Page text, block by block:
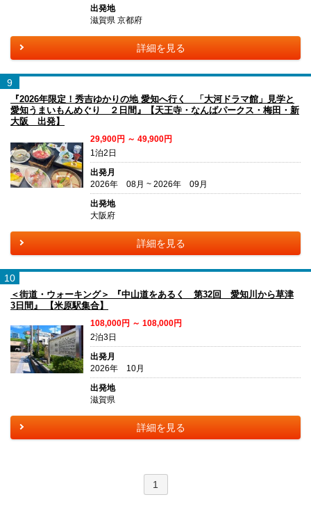
出発地
滋賀県 京都府
詳細を見る
9
『2026年限定！秀吉ゆかりの地 愛知へ行く 「大河ドラマ館」見学と
愛知うまいもんめぐり ２日間』【天王寺・なんばパークス・梅田・新
大阪 出発】
29,900円 ～ 49,900円
1泊2日
出発月
2026年 08月 ~ 2026年 09月
出発地
大阪府
詳細を見る
10
＜街道・ウォーキング＞ 『中山道をあるく 第32回 愛知川から草津
3日間』 【米原駅集合】
108,000円 ～ 108,000円
2泊3日
出発月
2026年 10月
出発地
滋賀県
詳細を見る
1